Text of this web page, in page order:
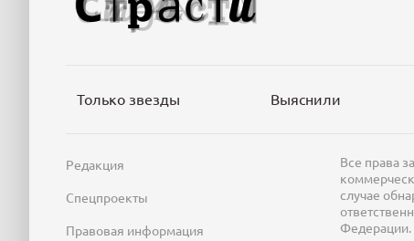
Только звезды Выяснили
Редакция
Спецпроекты
Правовая информация
Все права
случае
Федерации.